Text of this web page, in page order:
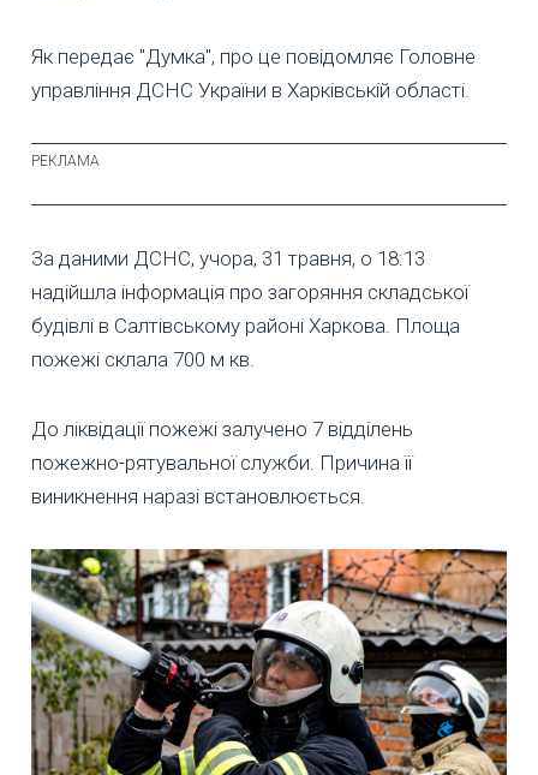
Як передає "Думка", про це повідомляє Головне
управління ДСНС України в Харківській області.
За даними ДСНС, учора, 31 травня, о 18:13
надійшла інформація про загоряння складської
будівлі в Салтівському районі Харкова. Площа
пожежі склала 700 м кв.
До ліквідації пожежі залучено 7 відділень
пожежно-рятувальної служби. Причина її
виникнення наразі встановлюється.